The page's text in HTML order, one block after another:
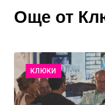
Още от
КЛЮКИ